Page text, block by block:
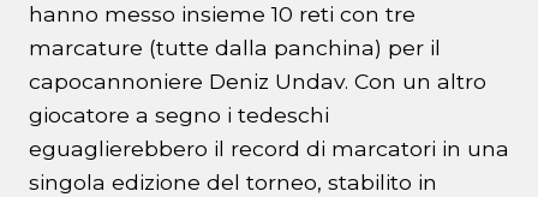
hanno messo insieme 10 reti con tre
marcature (tutte dalla panchina) per il
capocannoniere Deniz Undav. Con un altro
giocatore a segno i tedeschi
eguaglierebbero il record di marcatori in una
singola edizione del torneo, stabilito in